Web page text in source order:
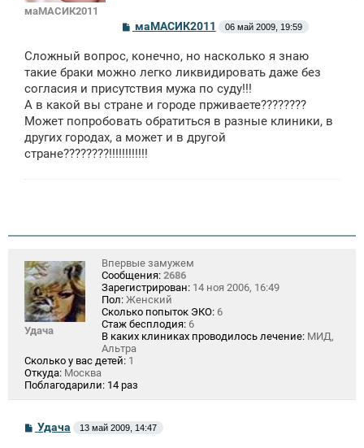
маМАСИК2011
С
о
б
щ
н
и
маМАСИК2011 06 май 2009, 19:59
Сложный вопрос, конечно, но насколько я знаю
такие браки можно легко ликвидировать даже без
согласия и присутствия мужа по суду!!!
А в какой вы стране и городе прживаете????????
Может попробовать обратиться в разные клиники, в
других городах, а может и в другой
стране????????!!!!!!!!!!!!
Удача
Впервые замужем
Сообщения: 2686
Зарегистрирован: 14 ноя 2006, 16:49
Пол: Женский
Сколько попыток ЭКО: 6
Стаж бесплодия: 6
В каких клиниках проводилось лечение: МИД,
Альтра
Сколько у вас детей: 1
Откуда: Москва
Поблагодарили: 14 раз
С
о
Удача 13 май 2009, 14:47